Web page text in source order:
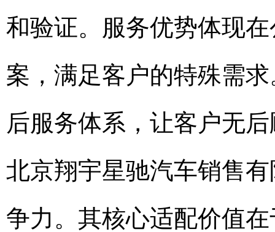
和验证。服务优势体现
案，满足客户的特殊需
后服务体系，让客户无
北京翔宇星驰汽车销售
争力。其核心适配价值